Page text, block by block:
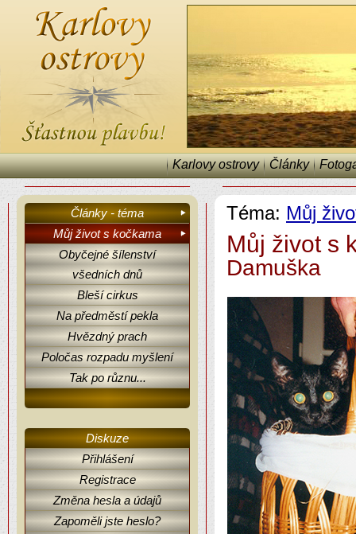
Karlovy ostrovy Články
Články - téma
Můj život s kočkama
Obyčejné šílenství
všedních dnů
Bleší cirkus
Na předměstí pekla
Hvězdný prach
Poločas rozpadu myšlení
Tak po různu...
Diskuze
Přihlášení
Registrace
Změna hesla a údajů
Zapoměli jste heslo?
Téma: Můj
Můj život s
Damuška